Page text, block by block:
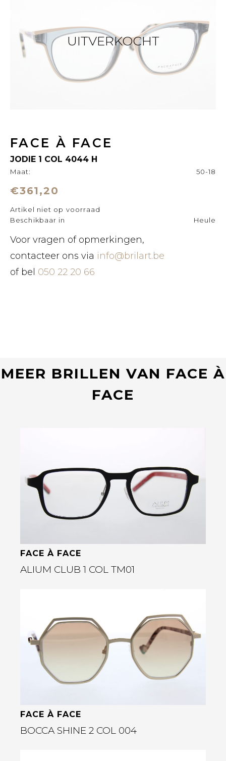
UITVERKOCHT
FACE À FACE
JODIE 1 COL 4044 H
Maat: 50-18
€361,20
Artikel niet op voorraad
Beschikbaar in
Heule
Voor vragen of opmerkingen,
contacteer ons via info@brilart.be
of bel 050 22 20 66
MEER BRILLEN VAN FACE À
FACE
FACE À FACE
ALIUM CLUB 1 COL TM01
Bekijk deze bril
FACE À FACE
BOCCA SHINE 2 COL 004